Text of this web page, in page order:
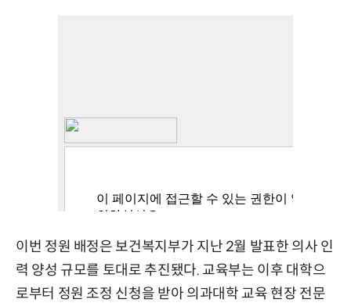
이번 정원 배정은 보건복지부가 지난 2월 발표한 의사 인
력 양성 규모를 토대로 추진됐다. 교육부는 이후 대학으
로부터 정원 조정 신청을 받아 의과대학 교육 현장 전문